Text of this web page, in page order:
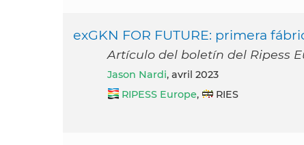
exGKN FOR FUTURE: primera
Artículo del boletín del Ripess
Jason Nardi, avril 2023
RIPESS Europe, RIES